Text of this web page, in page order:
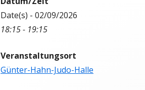
MITGLIEDER
Date(s) - 02/09/2026
18:15 - 19:15
Veranstaltungsort
Günter-Hahn-Judo-Halle